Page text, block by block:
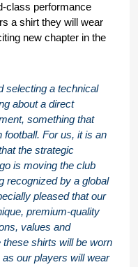
class performance
a shirt they will wear
new chapter in the
selecting a technical
about a direct
something that
football. For us, it is an
the strategic
is moving the club
recognized by a global
pleased that our
premium-quality
values and
shirts will be worn
our players will wear